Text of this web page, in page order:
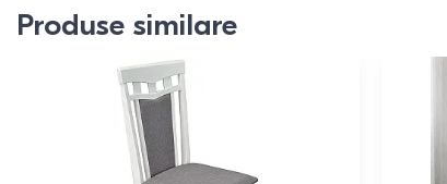
Produse similare